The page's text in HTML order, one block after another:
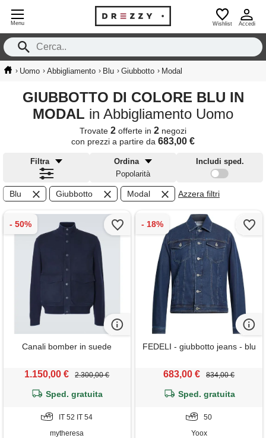
Menu Wishlist Accedi
› Uomo › Abbigliamento › Blu › Giubbotto › Modal
GIUBBOTTO DI COLORE BLU IN
MODAL in Abbigliamento Uomo
Trovate 2 offerte in 2 negozi
con prezzi a partire da 683,00 €
Filtra
Ordina
Popolarità
Includi sped.
Blu Giubbotto Modal Azzera filtri
Canali bomber in suede
1.150,00 € 2.300,00 €
Sped. gratuita
IT 52 IT 54
mytheresa
FEDELI - giubbotto jeans - blu
683,00 € 834,00 €
Sped. gratuita
50
Yoox